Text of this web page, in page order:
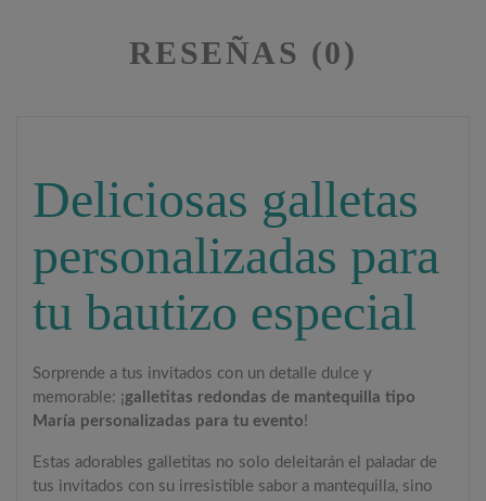
RESEÑAS (0)
Deliciosas galletas
personalizadas para
tu bautizo especial
Sorprende a tus invitados con un detalle dulce y
memorable: ¡galletitas redondas de mantequilla tipo
María personalizadas para tu evento!
Estas adorables galletitas no solo deleitarán el paladar de
tus invitados con su irresistible sabor a mantequilla, sino